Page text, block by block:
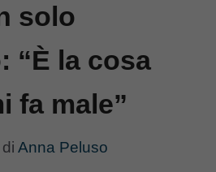
solo
“È la cosa
fa male”
di Anna Peluso